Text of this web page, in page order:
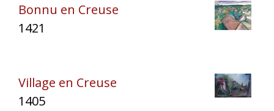
Bonnu en Creuse
1421
Village en Creuse
1405